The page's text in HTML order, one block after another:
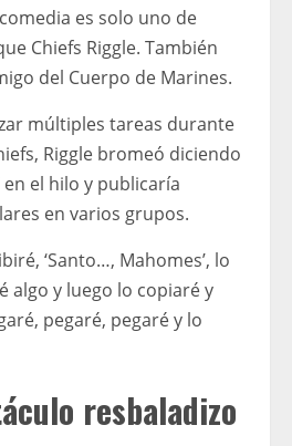
es solo uno de
Chiefs Riggle. También
del Cuerpo de Marines.
múltiples tareas durante
Riggle bromeó diciendo
el hilo y publicaría
en varios grupos.
‘Santo…, Mahomes’, lo
algo y luego lo copiaré y
pegaré, pegaré y lo
resbaladizo